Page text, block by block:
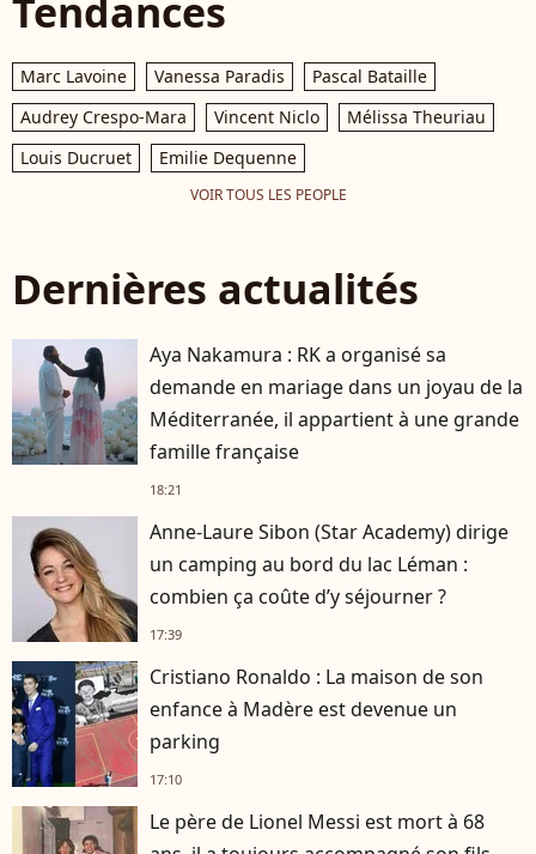
Tendances
Marc Lavoine Vanessa Paradis
Pascal Bataille
Audrey Crespo-Mara
Vincent Niclo
Mélissa Theuriau
Louis Ducruet
Emilie Dequenne
VOIR TOUS LES PEOPLE
Dernières actualités
Aya Nakamura : RK a organisé sa
demande en mariage dans un joyau de la
Méditerranée, il appartient à une grande
famille française
18:21
Anne-Laure Sibon (Star Academy) dirige
un camping au bord du lac Léman :
combien ça coûte d’y séjourner ?
17:39
Cristiano Ronaldo : La maison de son
enfance à Madère est devenue un
parking
17:10
Le père de Lionel Messi est mort à 68